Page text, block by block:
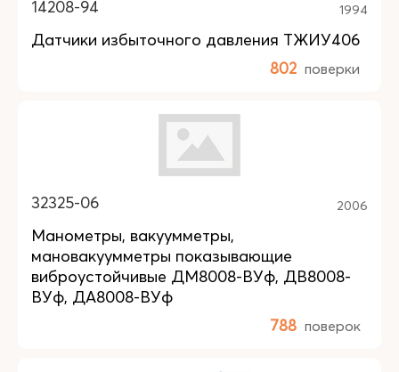
14208-94 1994
Датчики избыточного давления ТЖИУ406
802 поверки
32325-06 2006
Манометры, вакуумметры,
мановакуумметры показывающие
виброустойчивые ДМ8008-ВУф, ДВ8008-
ВУф, ДА8008-ВУф
788 поверок